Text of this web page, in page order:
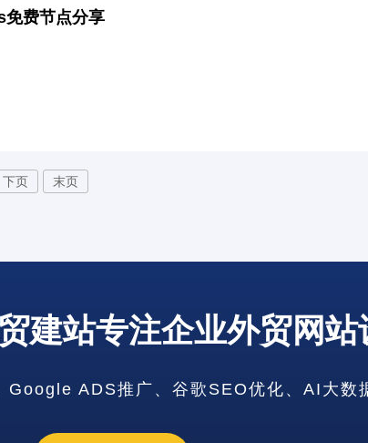
免费节点分享
下页 末页
建站专注企业外贸网站
Google ADS推广、谷歌SEO优化、AI大数
青海省网站建设